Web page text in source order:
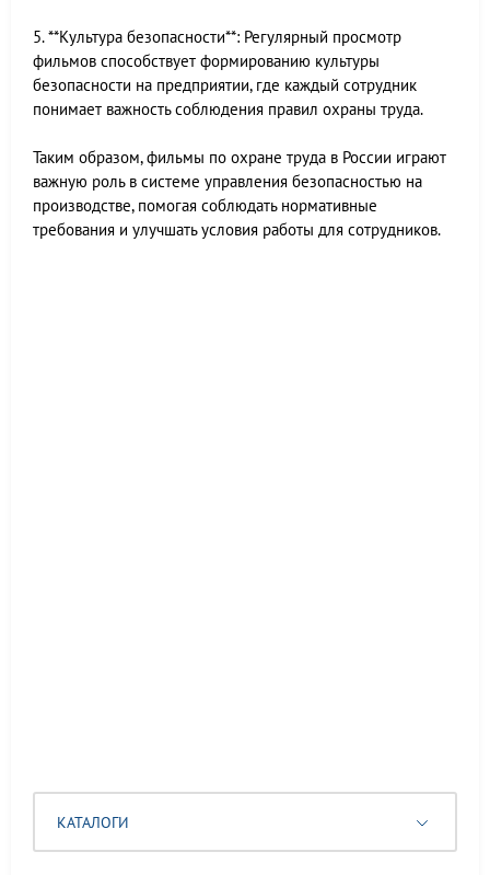
5. **Культура безопасности**: Регулярный просмотр
фильмов способствует формированию культуры
безопасности на предприятии, где каждый сотрудник
понимает важность соблюдения правил охраны труда.
Таким образом, фильмы по охране труда в России играют
важную роль в системе управления безопасностью на
производстве, помогая соблюдать нормативные
требования и улучшать условия работы для сотрудников.
КАТАЛОГИ